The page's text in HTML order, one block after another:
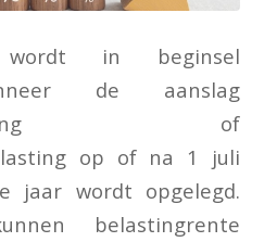
wordt in beginsel
de aanslag
of
op of na 1 juli
jaar wordt opgelegd.
belastingrente